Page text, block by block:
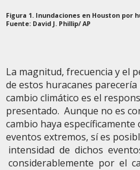
Figura 1. Inundaciones en Houston por
Fuente: David J. Phillip/ AP
La magnitud, frecuencia y el
de estos huracanes
cambio climático es el
presentado. Aunque no es
cambio haya específicamente
eventos extremos, sí es
intensidad de dichos
considerablemente por el